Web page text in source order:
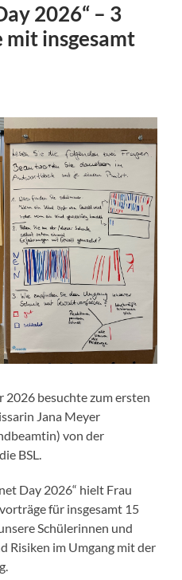
2026“ – 3
insgesamt
2026 besuchte zum ersten
Jana Meyer
von der
BSL.
Day 2026“ hielt Frau
für insgesamt 15
Schülerinnen und
Risiken im Umgang mit der